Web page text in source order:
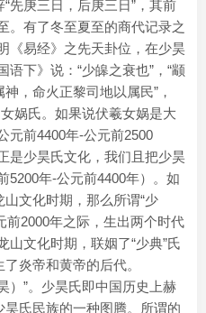
先庚三日，后庚三日”，其前
。有了冬至夏至的商代记录之
《易经》之先天卦位，在少昊
下》说：“少皞之衰也”，“颛
，命火正黎司地以属民”，
娲氏。如果说伏羲女娲是大
元前4400年-公元前2500
是少昊氏文化，我们且把少昊
5200年-公元前4400年）。如
山文化时期，那么所谓“少
前2000年之际，生出两个时代
山文化时期，联姻了“少典”氏
炎帝和黄帝的后代。
）”。少昊氏即中国历史上赫
昊氏民族的一种图腾。所谓的